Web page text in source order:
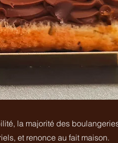
la majorité des
et renonce au fait maison.